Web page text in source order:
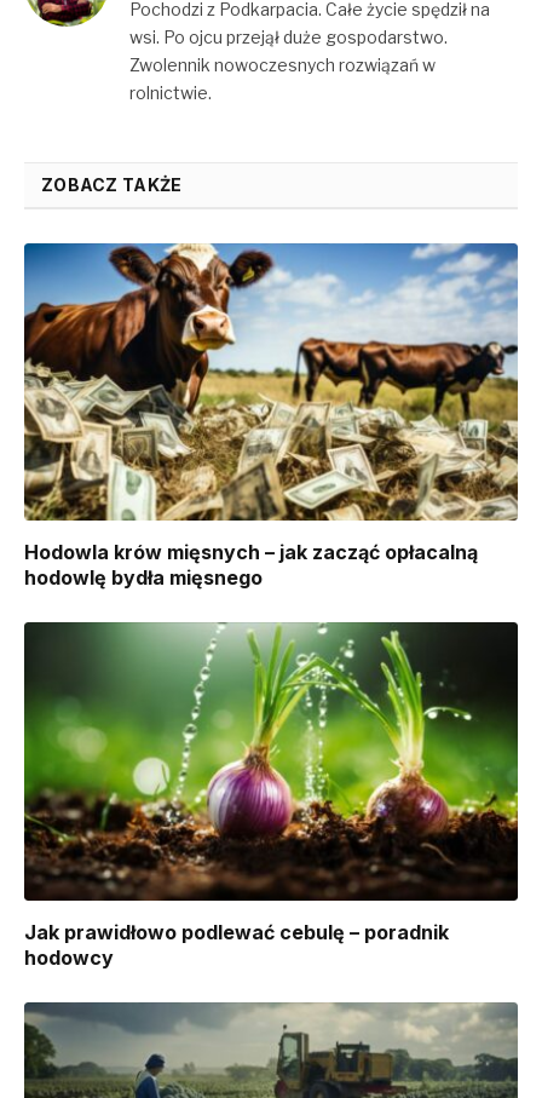
Pochodzi z Podkarpacia. Całe życie spędził na
wsi. Po ojcu przejął duże gospodarstwo.
Zwolennik nowoczesnych rozwiązań w
rolnictwie.
ZOBACZ TAKŻE
Hodowla krów mięsnych – jak zacząć opłacalną
hodowlę bydła mięsnego
Jak prawidłowo podlewać cebulę – poradnik
hodowcy